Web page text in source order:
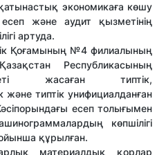
экономикаға көшу
және аудит қызметінің
артуда.
Қоғамының №4 филиалының
Республикасының
жасаған типтік,
және типтік унифициалданған
есеп толығымен
көпшілігі
құрылған.
материалдық қорлар